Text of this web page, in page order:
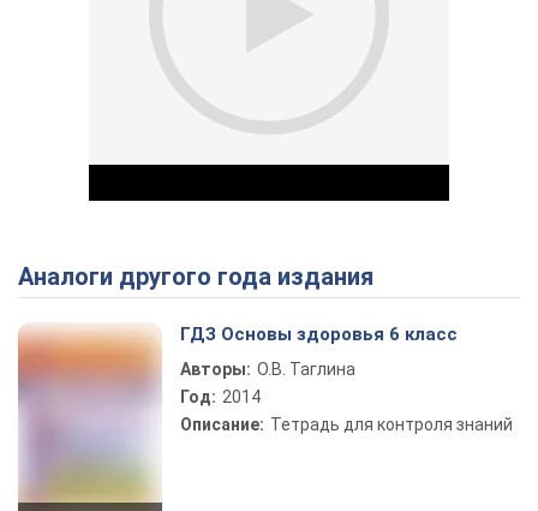
Play Video
Аналоги другого года издания
ГДЗ Основы здоровья 6 класс
Авторы: О.В. Таглина
Год: 2014
Описание: Тетрадь для контроля знаний